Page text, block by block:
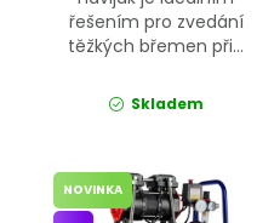
řešením pro zvedání
těžkých břemen při...
Skladem
NOVINKA